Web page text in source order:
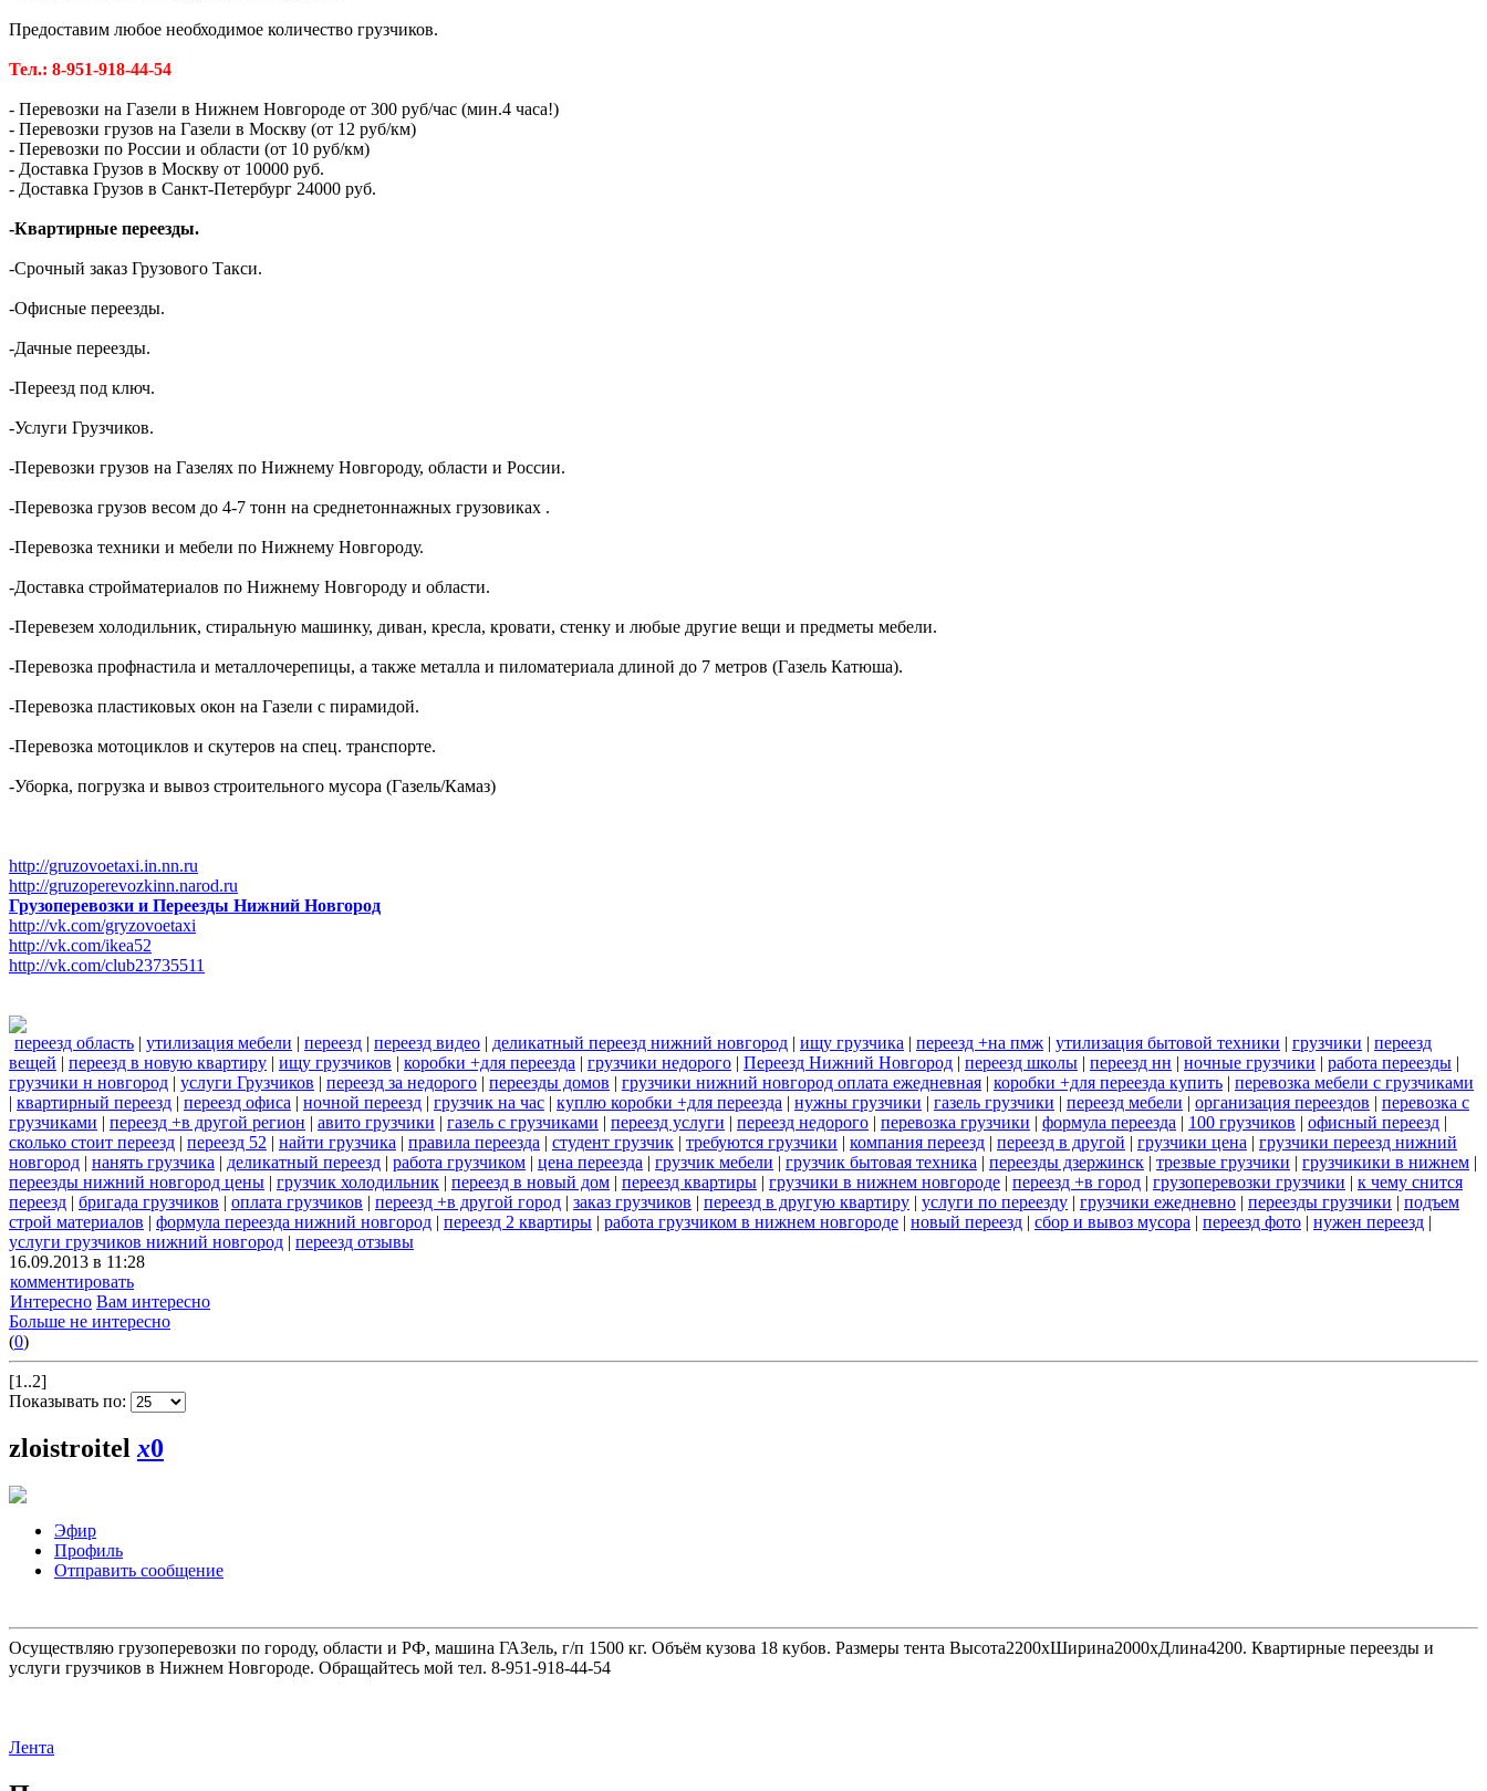
Предоставим любое необходимое количество грузчиков.
Тел.: 8-951-918-44-54
- Перевозки на Газели в Нижнем Новгороде от 300 руб/час (мин.4 часа!)
- Перевозки грузов на Газели в Москву (от 12 руб/км)
- Перевозки по России и области (от 10 руб/км)
- Доставка Грузов в Москву от 10000 руб.
- Доставка Грузов в Санкт-Петербург 24000 руб.
-Квартирные переезды.
-Срочный заказ Грузового Такси.
-Офисные переезды.
-Дачные переезды.
-Переезд под ключ.
-Услуги Грузчиков.
-Перевозки грузов на Газелях по Нижнему Новгороду, области и России.
-Перевозка грузов весом до 4-7 тонн на среднетоннажных грузовиках .
-Перевозка техники и мебели по Нижнему Новгороду.
-Доставка стройматериалов по Нижнему Новгороду и области.
-Перевезем холодильник, стиральную машинку, диван, кресла, кровати, стенку и любые другие вещи и предметы мебели.
-Перевозка профнастила и металлочерепицы, а также металла и пиломатериала длиной до 7 метров (Газель Катюша).
-Перевозка пластиковых окон на Газели с пирамидой.
-Перевозка мотоциклов и скутеров на спец. транспорте.
-Уборка, погрузка и вывоз строительного мусора (Газель/Камаз)
http://gruzovoetaxi.in.nn.ru
http://gruzoperevozkinn.narod.ru
Грузоперевозки и Переезды Нижний Новгород
http://vk.com/gryzovoetaxi
http://vk.com/ikea52
http://vk.com/club23735511
переезд область | утилизация мебели | переезд | переезд видео | деликатный переезд нижний новгород | ищу грузчика | переезд +на пмж | утилизация бытовой техники | грузчики | переезд
вещей | переезд в новую квартиру | ищу грузчиков | коробки +для переезда | грузчики недорого | Переезд Нижний Новгород | переезд школы | переезд нн | ночные грузчики | работа переезды |
грузчики н новгород | услуги Грузчиков | переезд за недорого | переезды домов | грузчики нижний новгород оплата ежедневная | коробки +для переезда купить | перевозка мебели с грузчиками
| квартирный переезд | переезд офиса | ночной переезд | грузчик на час | куплю коробки +для переезда | нужны грузчики | газель грузчики | переезд мебели | организация переездов | перевозка с
грузчиками | переезд +в другой регион | авито грузчики | газель с грузчиками | переезд услуги | переезд недорого | перевозка грузчики | формула переезда | 100 грузчиков | офисный переезд |
сколько стоит переезд | переезд 52 | найти грузчика | правила переезда | студент грузчик | требуются грузчики | компания переезд | переезд в другой | грузчики цена | грузчики переезд нижний
новгород | нанять грузчика | деликатный переезд | работа грузчиком | цена переезда | грузчик мебели | грузчик бытовая техника | переезды дзержинск | трезвые грузчики | грузчикики в нижнем |
переезды нижний новгород цены | грузчик холодильник | переезд в новый дом | переезд квартиры | грузчики в нижнем новгороде | переезд +в город | грузоперевозки грузчики | к чему снится
переезд | бригада грузчиков | оплата грузчиков | переезд +в другой город | заказ грузчиков | переезд в другую квартиру | услуги по переезду | грузчики ежедневно | переезды грузчики | подъем
строй материалов | формула переезда нижний новгород | переезд 2 квартиры | работа грузчиком в нижнем новгороде | новый переезд | сбор и вывоз мусора | переезд фото | нужен переезд |
услуги грузчиков нижний новгород | переезд отзывы
16.09.2013 в 11:28
комментировать
Интересно Вам интересно
Больше не интересно
(0)
[1..2]
Показывать по:
zloistroitelx0
Эфир
Профиль
Отправить сообщение
Осуществляю грузоперевозки по городу, области и РФ, машина ГАЗель, г/п 1500 кг. Объём кузова 18 кубов. Размеры тента Высота2200хШирина2000хДлина4200. Квартирные переезды и
услуги грузчиков в Нижнем Новгороде. Обращайтесь мой тел. 8-951-918-44-54
Лента